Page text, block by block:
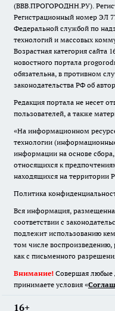
(ВВВ.ПРОГОРОДНН.РУ).
Регистрационный номер ЭЛ
Федеральной службой по
технологий и массовых
Возрастная категория сайта
новостного портала
обязательна, в противном
законодательства РФ об
Редакция портала не несет
пользователей, а также
«На информационном
технологии
информации на основе
относящихся к
находящихся на территории
Политика
Вся информация,
соответствии с
подлежит использованию
том числе воспроизведению,
как с письменного
Внимание! Совершая любые
принимаете условия «
16+